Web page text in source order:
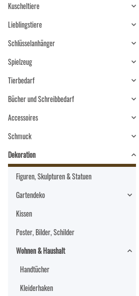
Kuscheltiere
Lieblingstiere
Schlüsselanhänger
Spielzeug
Tierbedarf
Bücher und Schreibbedarf
Accessoires
Schmuck
Dekoration
Figuren, Skulpturen & Statuen
Gartendeko
Kissen
Poster, Bilder, Schilder
Wohnen & Haushalt
Handtücher
Kleiderhaken